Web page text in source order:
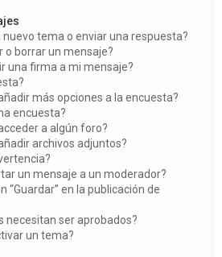
nuevo tema o enviar una respuesta?
o borrar un mensaje?
una firma a mi mensaje?
más opciones a la encuesta?
encuesta?
a algún foro?
archivos adjuntos?
un mensaje a un moderador?
“Guardar” en la publicación de
necesitan ser aprobados?
un tema?